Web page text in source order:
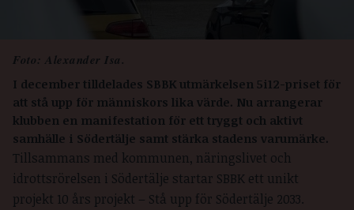
Foto: Alexander Isa.
I december tilldelades SBBK utmärkelsen 5i12-priset för
att stå upp för människors lika värde. Nu arrangerar
klubben en manifestation för ett tryggt och aktivt
samhälle i Södertälje samt stärka stadens varumärke.
Tillsammans med kommunen, näringslivet och
idrottsrörelsen i Södertälje startar SBBK ett unikt
projekt 10 års projekt – Stå upp för Södertälje 2033.